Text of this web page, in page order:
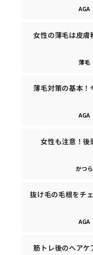
AGA
女性の薄毛は皮
薄毛
薄毛対策の基本
AGA
女性も注意！後
かつら
抜け毛の毛根をチ
AGA
筋トレ後のヘアケ